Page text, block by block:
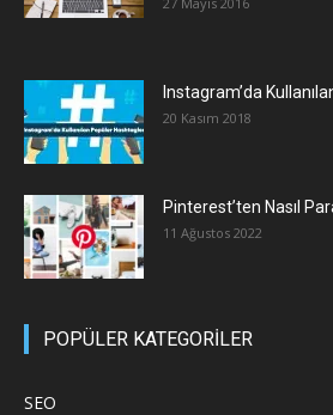
Instagram’da
20 Kasım 2018
Pinterest’ten Nasıl
11 Ağustos 2022
POPÜLER KATEGORİLER
SEO